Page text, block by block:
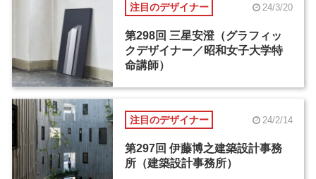
注目のデザイナー 24/3/20
第298回 三星安澄（グラフィッ
クデザイナー／昭和女子大学特
命講師）
注目のデザイナー 24/2/14
第297回 伊藤博之建築設計事務
所（建築設計事務所）